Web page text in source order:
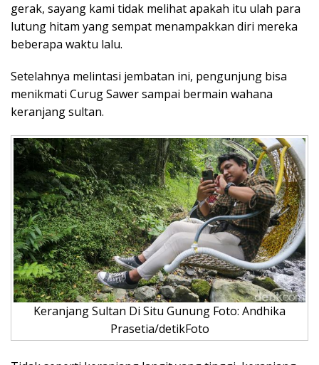
gerak, sayang kami tidak melihat apakah itu ulah para
lutung hitam yang sempat menampakkan diri mereka
beberapa waktu lalu.
Setelahnya melintasi jembatan ini, pengunjung bisa
menikmati Curug Sawer sampai bermain wahana
keranjang sultan.
Keranjang Sultan Di Situ Gunung Foto: Andhika
Prasetia/detikFoto